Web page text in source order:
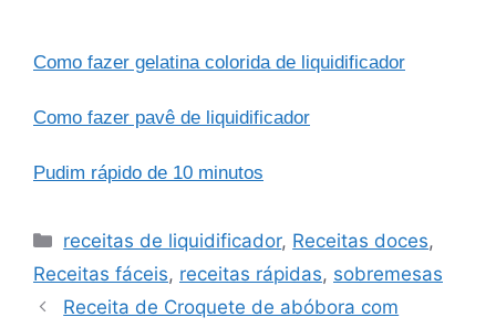
Como fazer gelatina colorida de liquidificador
Como fazer pavê de liquidificador
Pudim rápido de 10 minutos
Categorias
receitas de liquidificador, Receitas doces,
Receitas fáceis, receitas rápidas, sobremesas
Receita de Croquete de abóbora com